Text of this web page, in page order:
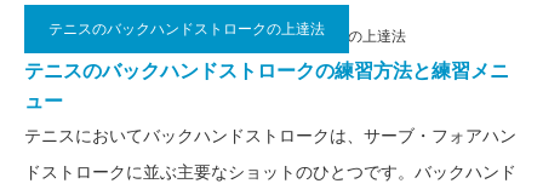
テニスのバックハンドストロークの上達法
2021.06.21 テニスのバックハンドストロークの上達法
テニスのバックハンドストロークの練習方法と練習メニ
ュー
テニスにおいてバックハンドストロークは、サーブ・フォアハン
ドストロークに並ぶ主要なショットのひとつです。バックハンド